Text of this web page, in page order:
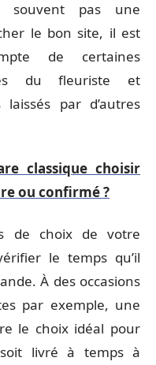
souvent pas une
le bon site, il est
de certaines
du fleuriste et
par d’autres
classique choisir
ou confirmé ?
de choix de votre
le temps qu’il
À des occasions
par exemple, une
le choix idéal pour
livré à temps à